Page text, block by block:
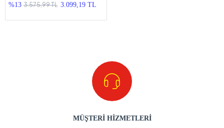
%13 3.575,99 TL 3.099,19 TL
MÜŞTERİ HİZMETLERİ